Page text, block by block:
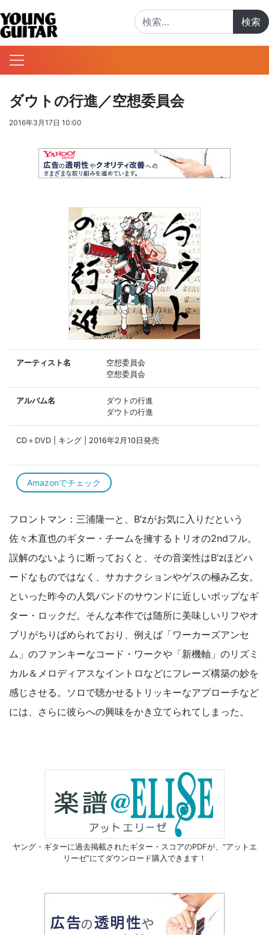
ダウトの行進／空想委員会
2016年3月17日 10:00
アーティスト名
空想委員会
空想委員会
アルバム名
ダウトの行進
ダウトの行進
CD＋DVD | キング | 2016年2月10日発売
Amazonでチェック
フロントマン：三浦隆一と、B’zがお気に入りだという
佐々木直也のギター・チームを擁するトリオの2ndフル。
誤解のないように断っておくと、その音楽性はB’zほどハ
ードなものではなく、サカナクションやゲスの極み乙女。
といった昨今の人気バンドのサウンドに近しいポップなギ
ター・ロックだ。そんな本作では随所に美味しいリフやオ
ブリがちりばめられており、例えば「ワーカーズアンセ
ム」のファンキーなコード・ワークや「新機軸」のリズミ
カル＆メロディアスなイントロなどにフレーズ構築の妙を
感じさせる。ソロで聴かせるトリッキーなアプローチなど
には、さらに彼らへの興味をかき立てられてしまった。
ヤング・ギターに過去掲載されたギター・スコアのPDFが、 “アットエ
リーゼ”にてダウンロード購入できます！